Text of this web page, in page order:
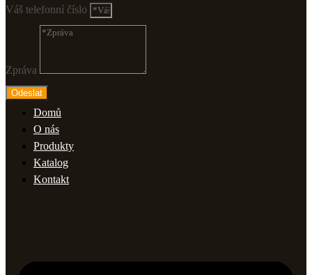
Váš telefonní číslo
Zpráva
Odeslat
Domů
O nás
Produkty
Katalog
Kontakt